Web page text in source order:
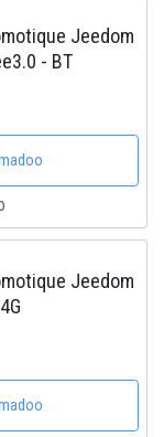
Jeedom
- BT
Jeedom